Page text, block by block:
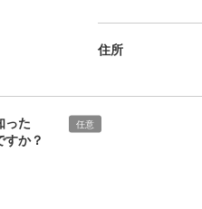
住所
った
すか？
任意